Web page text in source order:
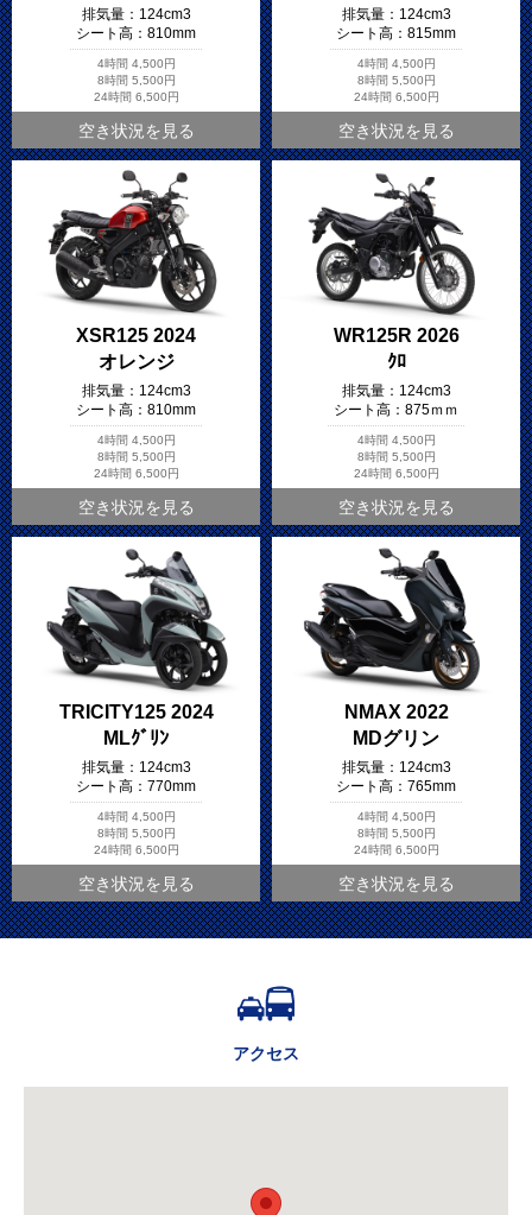
排気量： 124cm3
シート高： 810mm
4時間 4,500円
8時間 5,500円
24時間 6,500円
空き状況を見る
排気量： 124cm3
シート高： 815mm
4時間 4,500円
8時間 5,500円
24時間 6,500円
空き状況を見る
XSR125 2024
オレンジ
排気量： 124cm3
シート高： 810mm
4時間 4,500円
8時間 5,500円
24時間 6,500円
空き状況を見る
WR125R 2026
ｸﾛ
排気量： 124cm3
シート高： 875ｍｍ
4時間 4,500円
8時間 5,500円
24時間 6,500円
空き状況を見る
TRICITY125 2024
MLｸﾞﾘﾝ
排気量： 124cm3
シート高： 770mm
4時間 4,500円
8時間 5,500円
24時間 6,500円
空き状況を見る
NMAX 2022
MDグリン
排気量： 124cm3
シート高： 765mm
4時間 4,500円
8時間 5,500円
24時間 6,500円
空き状況を見る
アクセス